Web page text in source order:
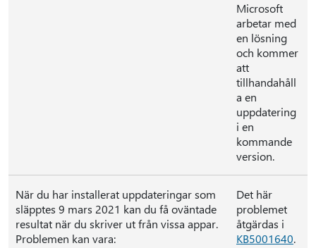
Microsoft
arbetar med
en lösning
och kommer
att
tillhandahåll
a en
uppdatering
i en
kommande
version.
När du har installerat uppdateringar som
släpptes 9 mars 2021 kan du få oväntade
resultat när du skriver ut från vissa appar.
Problemen kan vara:
Det här
problemet
åtgärdas i
KB5001640.